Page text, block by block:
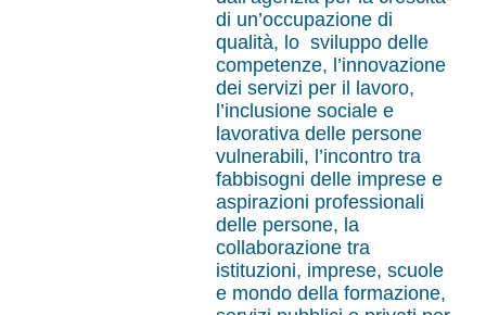
di un’occupazione di
qualità, lo sviluppo delle
competenze, l’innovazione
dei servizi per il lavoro,
l’inclusione sociale e
lavorativa delle persone
vulnerabili, l’incontro tra
fabbisogni delle imprese e
aspirazioni professionali
delle persone, la
collaborazione tra
istituzioni, imprese, scuole
e mondo della formazione,